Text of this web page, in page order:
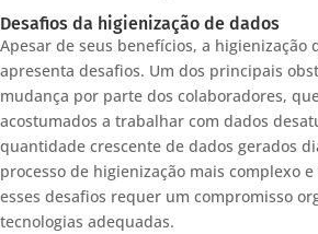
Desafios da higienização de dados
Apesar de seus benefícios, a higienização
apresenta desafios. Um dos principais
mudança por parte dos colaboradores,
acostumados a trabalhar com dados
quantidade crescente de dados gerados
processo de higienização mais complexo
esses desafios requer um compromisso
tecnologias adequadas.